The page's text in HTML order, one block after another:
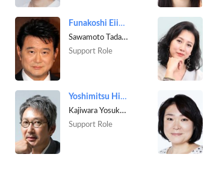
Funakoshi Eiichiro
Sawamoto Tadashi [Ren's father]
Support Role
Yoshimitsu Hiroto
Kajiwara Yosuke [Midori's father]
Support Role